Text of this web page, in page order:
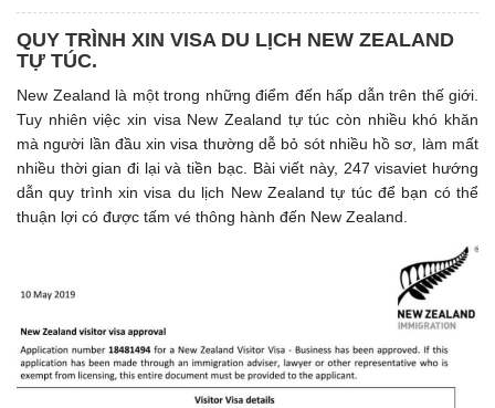
QUY TRÌNH XIN VISA DU LỊCH NEW ZEALAND
TỰ TÚC.
New Zealand là một trong những điểm đến hấp dẫn trên thế giới.
Tuy nhiên việc xin visa New Zealand tự túc còn nhiều khó khăn
mà người lần đầu xin visa thường dễ bỏ sót nhiều hồ sơ, làm mất
nhiều thời gian đi lại và tiền bạc. Bài viết này, 247 visaviet hướng
dẫn quy trình xin visa du lịch New Zealand tự túc để bạn có thể
thuận lợi có được tấm vé thông hành đến New Zealand.